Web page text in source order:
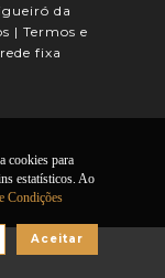
da
| Termos e
fixa
cookies para
estatísticos. Ao
Condições
Aceitar